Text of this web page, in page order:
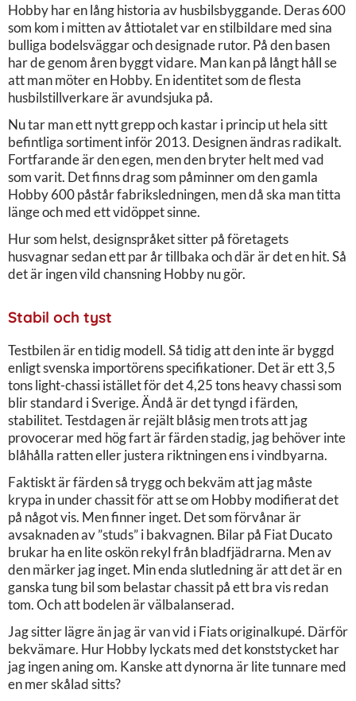
Hobby har en lång historia av husbilsbyggande. Deras 600
som kom i mitten av åttiotalet var en stilbildare med sina
bulliga bodelsväggar och designade rutor. På den basen
har de genom åren byggt vidare. Man kan på långt håll se
att man möter en Hobby. En identitet som de flesta
husbilstillverkare är avundsjuka på.
Nu tar man ett nytt grepp och kastar i princip ut hela sitt
befintliga sortiment inför 2013. Designen ändras radikalt.
Fortfarande är den egen, men den bryter helt med vad
som varit. Det finns drag som påminner om den gamla
Hobby 600 påstår fabriksledningen, men då ska man titta
länge och med ett vidöppet sinne.
Hur som helst, designspråket sitter på företagets
husvagnar sedan ett par år tillbaka och där är det en hit. Så
det är ingen vild chansning Hobby nu gör.
Stabil och tyst
Testbilen är en tidig modell. Så tidig att den inte är byggd
enligt svenska importörens specifikationer. Det är ett 3,5
tons light-chassi istället för det 4,25 tons heavy chassi som
blir standard i Sverige. Ändå är det tyngd i färden,
stabilitet. Testdagen är rejält blåsig men trots att jag
provocerar med hög fart är färden stadig, jag behöver inte
blåhålla ratten eller justera riktningen ens i vindbyarna.
Faktiskt är färden så trygg och bekväm att jag måste
krypa in under chassit för att se om Hobby modifierat det
på något vis. Men finner inget. Det som förvånar är
avsaknaden av ”studs” i bakvagnen. Bilar på Fiat Ducato
brukar ha en lite oskön rekyl från bladfjädrarna. Men av
den märker jag inget. Min enda slutledning är att det är en
ganska tung bil som belastar chassit på ett bra vis redan
tom. Och att bodelen är välbalanserad.
Jag sitter lägre än jag är van vid i Fiats originalkupé. Därför
bekvämare. Hur Hobby lyckats med det konststycket har
jag ingen aning om. Kanske att dynorna är lite tunnare med
en mer skålad sitts?